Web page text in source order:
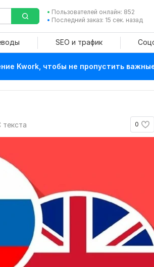
Пользователей онлайн: 852
Последний заказ: 15 сек. назад
SEO и трафик
Kwork, чтобы не пропустить
0
текста